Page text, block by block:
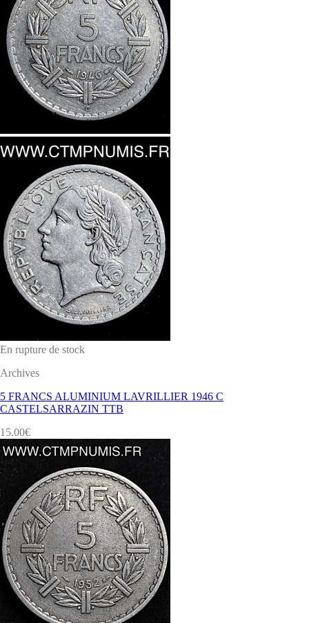
En rupture de stock
Archives
5 FRANCS ALUMINIUM LAVRILLIER 1946 C
CASTELSARRAZIN TTB
15.00€